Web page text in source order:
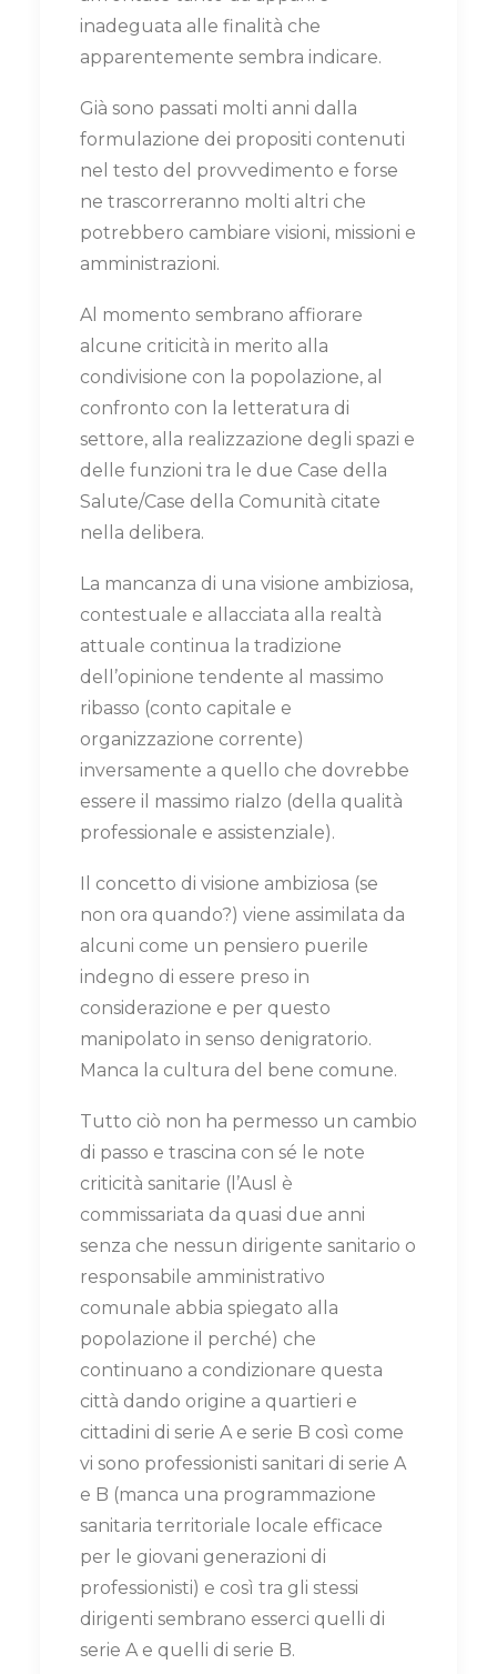
inadeguata alle finalità che
apparentemente sembra indicare.
Già sono passati molti anni dalla
formulazione dei propositi contenuti
nel testo del provvedimento e forse
ne trascorreranno molti altri che
potrebbero cambiare visioni, missioni e
amministrazioni.
Al momento sembrano affiorare
alcune criticità in merito alla
condivisione con la popolazione, al
confronto con la letteratura di
settore, alla realizzazione degli spazi e
delle funzioni tra le due Case della
Salute/Case della Comunità citate
nella delibera.
La mancanza di una visione ambiziosa,
contestuale e allacciata alla realtà
attuale continua la tradizione
dell’opinione tendente al massimo
ribasso (conto capitale e
organizzazione corrente)
inversamente a quello che dovrebbe
essere il massimo rialzo (della qualità
professionale e assistenziale).
Il concetto di visione ambiziosa (se
non ora quando?) viene assimilata da
alcuni come un pensiero puerile
indegno di essere preso in
considerazione e per questo
manipolato in senso denigratorio.
Manca la cultura del bene comune.
Tutto ciò non ha permesso un cambio
di passo e trascina con sé le note
criticità sanitarie (l’Ausl è
commissariata da quasi due anni
senza che nessun dirigente sanitario o
responsabile amministrativo
comunale abbia spiegato alla
popolazione il perché) che
continuano a condizionare questa
città dando origine a quartieri e
cittadini di serie A e serie B così come
vi sono professionisti sanitari di serie A
e B (manca una programmazione
sanitaria territoriale locale efficace
per le giovani generazioni di
professionisti) e così tra gli stessi
dirigenti sembrano esserci quelli di
serie A e quelli di serie B.